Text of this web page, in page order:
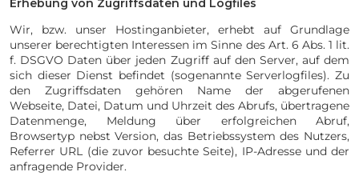
Erhebung von Zugriffsdaten und Logfiles
Wir, bzw. unser Hostinganbieter, erhebt auf Grundlage
unserer berechtigten Interessen im Sinne des Art. 6 Abs. 1 lit.
f. DSGVO Daten über jeden Zugriff auf den Server, auf dem
sich dieser Dienst befindet (sogenannte Serverlogfiles). Zu
den Zugriffsdaten gehören Name der abgerufenen
Webseite, Datei, Datum und Uhrzeit des Abrufs, übertragene
Datenmenge, Meldung über erfolgreichen Abruf,
Browsertyp nebst Version, das Betriebssystem des Nutzers,
Referrer URL (die zuvor besuchte Seite), IP-Adresse und der
anfragende Provider.